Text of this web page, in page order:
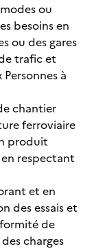
ou
besoins en
ou des gares
trafic et
à
chantier
ferroviaire
produit
respectant
et en
des essais et
de
charges